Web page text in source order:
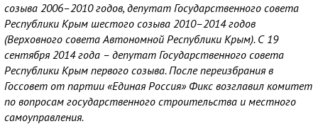
созыва 2006–2010 годов, депутат Государственного совета
Республики Крым шестого созыва 2010–2014 годов
(Верховного совета Автономной Республики Крым). С 19
сентября 2014 года – депутат Государственного совета
Республики Крым первого созыва. После переизбрания в
Госсовет от партии «Единая Россия» Фикс возглавил комитет
по вопросам государственного строительства и местного
самоуправления.